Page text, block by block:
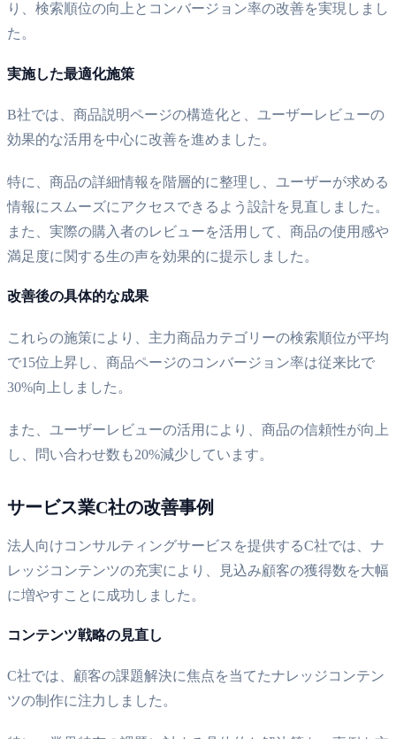
り、検索順位の向上とコンバージョン率の改善を実現しまし
た。
実施した最適化施策
B社では、商品説明ページの構造化と、ユーザーレビューの
効果的な活用を中心に改善を進めました。
特に、商品の詳細情報を階層的に整理し、ユーザーが求める
情報にスムーズにアクセスできるよう設計を見直しました。
また、実際の購入者のレビューを活用して、商品の使用感や
満足度に関する生の声を効果的に提示しました。
改善後の具体的な成果
これらの施策により、主力商品カテゴリーの検索順位が平均
で15位上昇し、商品ページのコンバージョン率は従来比で
30%向上しました。
また、ユーザーレビューの活用により、商品の信頼性が向上
し、問い合わせ数も20%減少しています。
サービス業C社の改善事例
法人向けコンサルティングサービスを提供するC社では、ナ
レッジコンテンツの充実により、見込み顧客の獲得数を大幅
に増やすことに成功しました。
コンテンツ戦略の見直し
C社では、顧客の課題解決に焦点を当てたナレッジコンテン
ツの制作に注力しました。